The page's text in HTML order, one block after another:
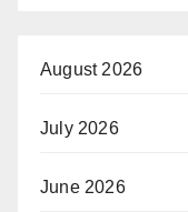
August 2026
July 2026
June 2026